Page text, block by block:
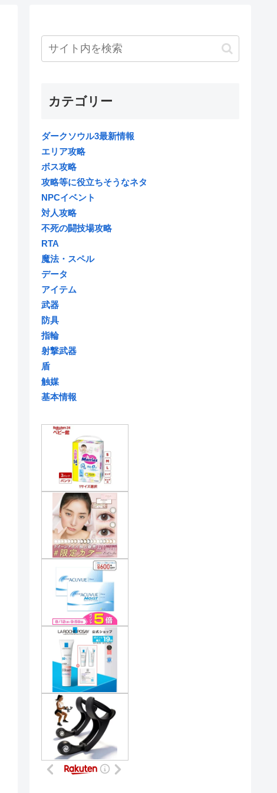
カテゴリー
ダークソウル3最新情報
エリア攻略
ボス攻略
攻略等に役立ちそうなネタ
NPCイベント
対人攻略
不死の闘技場攻略
RTA
魔法・スペル
データ
アイテム
武器
防具
指輪
射撃武器
盾
触媒
基本情報